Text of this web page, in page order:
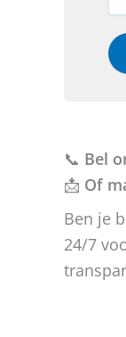
*
o
n
o
v
r
e
h
e
g
n
?
c
i
e
c
t
📞 Bel
📩 Of
Ben je
24/7